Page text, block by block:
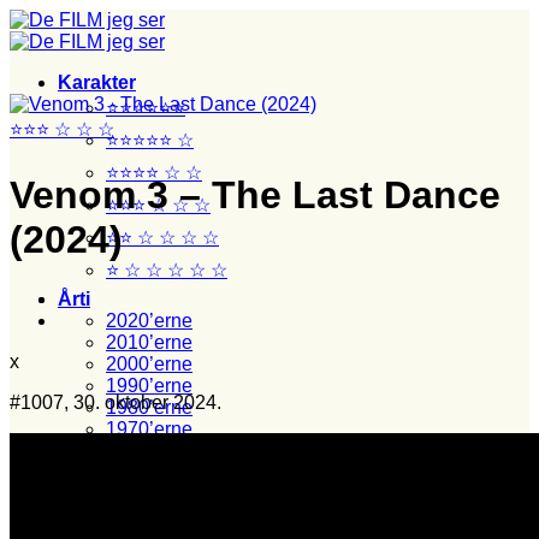
Fortsæt
til
Karakter
⭐⭐⭐⭐⭐⭐
⭐⭐⭐⭐⭐ ☆
⭐⭐⭐⭐ ☆ ☆
⭐⭐⭐ ☆ ☆ ☆
⭐⭐ ☆ ☆ ☆ ☆
⭐ ☆ ☆ ☆ ☆ ☆
Årti
2020’erne
2010’erne
2000’erne
1990’erne
1980’erne
1970’erne
⭐⭐⭐ ☆ ☆ ☆
Venom 3 – The Last Dance
(2024)
x
#1007, 30. oktober 2024.